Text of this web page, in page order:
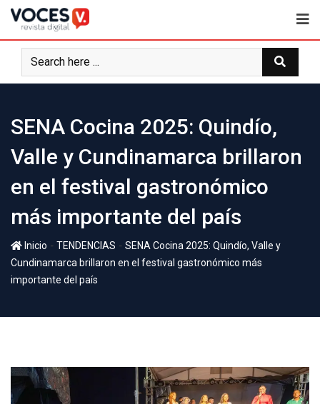
SENA Cocina 2025: Quindío,
Valle y Cundinamarca brillaron
en el festival gastronómico
más importante del país
Inicio - TENDENCIAS - SENA Cocina 2025: Quindío, Valle y
Cundinamarca brillaron en el festival gastronómico más
importante del país